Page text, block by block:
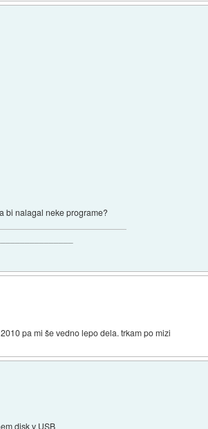
bi nalagal neke programe?
pa mi še vedno lepo dela. trkam po mizi
disk v USB